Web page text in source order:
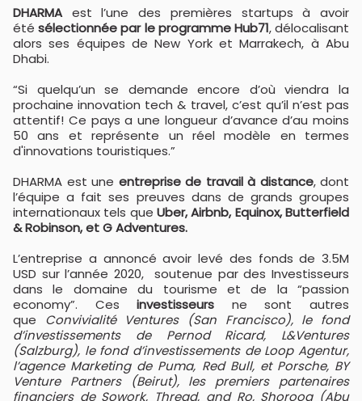
DHARMAest l’une des premières startups à avoir
étésélectionnée par le programme Hub71, délocalisant
alors ses équipes de New York et Marrakech, à Abu
Dhabi.
“Si quelqu’un se demande encore d’où viendra la
prochaine innovation tech & travel, c’est qu’il n’est pas
attentif! Ce pays a une longueur d’avance d’au moins
50 ans et représente un réel modèle en termes
d'innovations touristiques.”
DHARMA est une entreprise de travail à distance, dont
l’équipe a fait ses preuves dans de grands groupes
internationaux tels que Uber, Airbnb, Equinox, Butterfield
& Robinson, et G Adventures.
L’entreprise a annoncé avoir levé des fonds de 3.5M
USD sur l’année 2020, soutenue par des Investisseurs
dans le domaine du tourisme et de la “passion
economy”. Cesinvestisseurs ne sont autres
que Convivialité Ventures (San Francisco), le fond
d’investissements de Pernod Ricard, L&Ventures
(Salzburg), le fond d’investissements de Loop Agentur,
l’agence Marketing de Puma, Red Bull, et Porsche, BY
Venture Partners (Beirut), les premiers partenaires
financiers de Sowork, Thread, and Ro, Shorooq (Abu